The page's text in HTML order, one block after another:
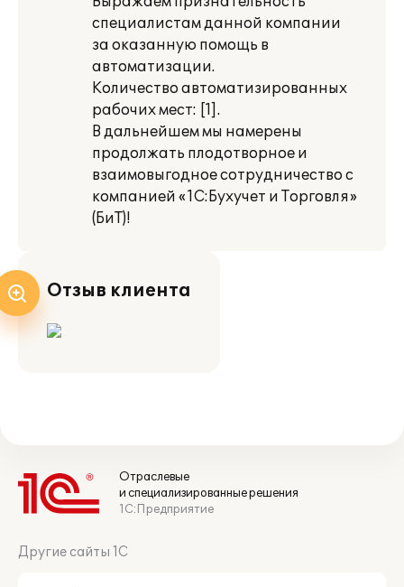
специалистам данной компании
за оказанную помощь в
автоматизации.
Количество автоматизированных
рабочих мест: [1].
В дальнейшем мы намерены
продолжать плодотворное и
взаимовыгодное сотрудничество с
компанией «1С:Бухучет и Торговля»
(БиТ)!
Отзыв клиента
Отраслевые
и специализированные решения
1С:Предприятие
Другие сайты 1С